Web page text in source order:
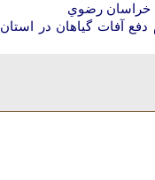
خراسان رضوي
آفات گیاهان در استان